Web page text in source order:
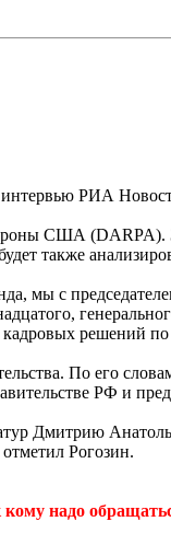
интервью РИА
США (DARPA).
также
мы с
решений по
По его
РФ и
Дмитрию
Рогозин.
надо